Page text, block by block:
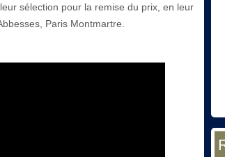
sélection pour la remise du prix, en leur
Paris Montmartre.